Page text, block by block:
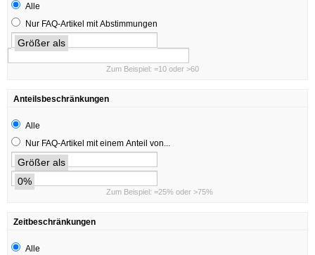
Alle
Nur FAQ-Artikel mit Abstimmungen
Größer als
Zum Beispiel: =10 oder >60
Anteilsbeschränkungen
Alle
Nur FAQ-Artikel mit einem Anteil von...
Größer als
0%
Zum Beispiel: =25% oder >75%
Zeitbeschränkungen
Alle